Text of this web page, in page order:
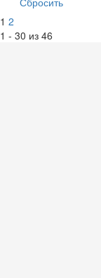
1 2
1 - 30 из 46